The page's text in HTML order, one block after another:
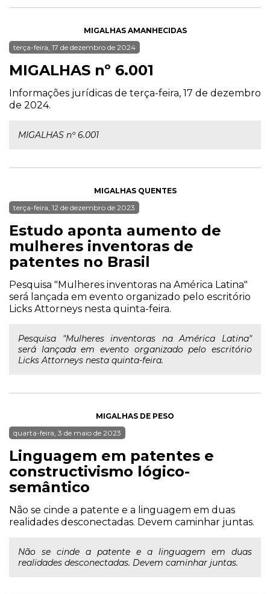
MIGALHAS AMANHECIDAS
terça-feira, 17 de dezembro de 2024
MIGALHAS nº 6.001
Informações jurídicas de terça-feira, 17 de dezembro
de 2024.
MIGALHAS nº 6.001
MIGALHAS QUENTES
terça-feira, 12 de dezembro de 2023
Estudo aponta aumento de
mulheres inventoras de
patentes no Brasil
Pesquisa "Mulheres inventoras na América Latina"
será lançada em evento organizado pelo escritório
Licks Attorneys nesta quinta-feira.
Pesquisa "Mulheres inventoras na América Latina"
será lançada em evento organizado pelo escritório
Licks Attorneys nesta quinta-feira.
MIGALHAS DE PESO
quarta-feira, 3 de maio de 2023
Linguagem em patentes e
constructivismo lógico-
semântico
Não se cinde a patente e a linguagem em duas
realidades desconectadas. Devem caminhar juntas.
Não se cinde a patente e a linguagem em duas
realidades desconectadas. Devem caminhar juntas.